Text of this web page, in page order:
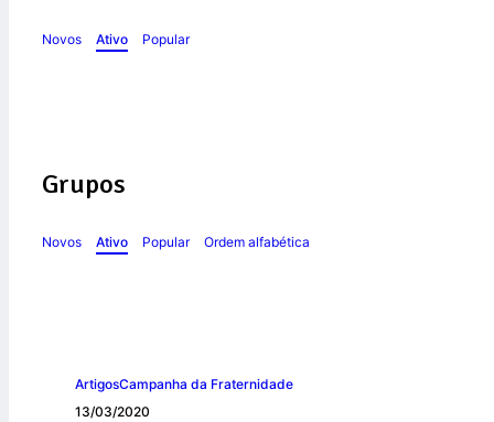
Novos Ativo Popular
Grupos
Novos Ativo Popular Ordem alfabética
ArtigosCampanha da Fraternidade
13/03/2020